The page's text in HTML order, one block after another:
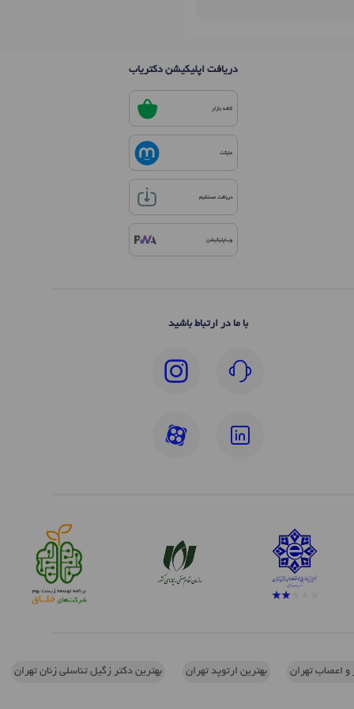
دریافت اپلیکیشن دکتریاب
کافه بازار
مایکت
دریافت مستقیم
وب‌اپلیکیشن
با ما در ارتباط باشید
و اعصاب تهران بهترین ارتوپد تهران بهترین دکتر زگیل تناسلی زنان تهران